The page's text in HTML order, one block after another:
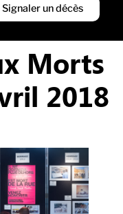
Signaler un décès
Morts
2018